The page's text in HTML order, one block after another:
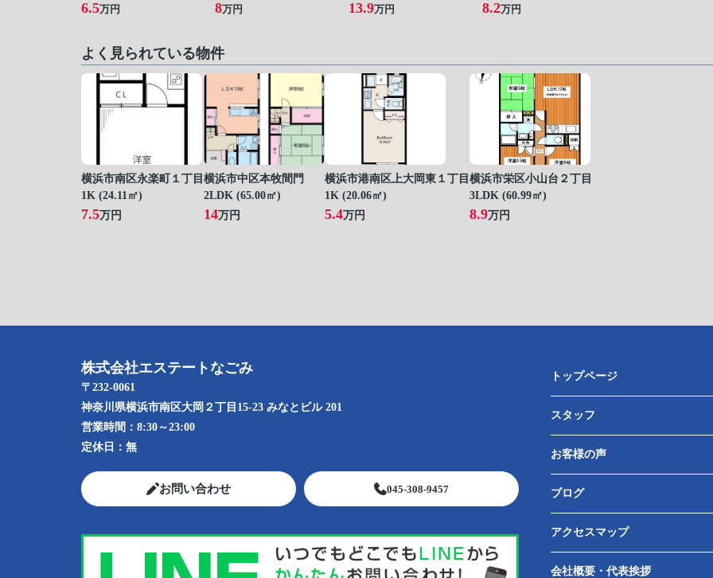
6.5万円 8万円 13.9万円 8.2万円
よく見られている物件
横浜市南区永楽町１丁目
1K (24.11㎡)
7.5万円
横浜市中区本牧間門
2LDK (65.00㎡)
14万円
横浜市港南区上大岡東１丁目
1K (20.06㎡)
5.4万円
横浜市栄区小山台２丁目
3LDK (60.99㎡)
8.9万円
株式会社エステートなごみ
〒232-0061
神奈川県横浜市南区大岡２丁目15-23 みなとビル 201
営業時間： 8:30～23:00
定休日： 無
お問い合わせ 045-308-9457
トップページ
スタッフ
お客様の声
ブログ
アクセスマップ
会社概要・代表挨拶